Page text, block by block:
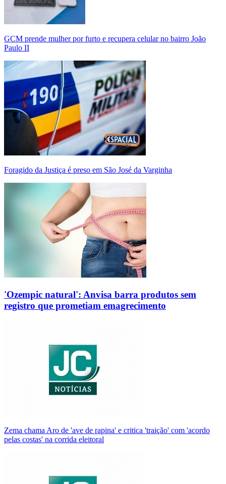
GCM prende mulher por furto e recupera celular no bairro João
Paulo II
Foragido da Justiça é preso em São José da Varginha
'Ozempic natural': Anvisa barra produtos sem
registro que prometiam emagrecimento
Zema chama Aro de 'ave de rapina' e critica 'traição' com 'acordo
pelas costas' na corrida eleitoral